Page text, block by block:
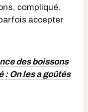
compliqué.
accepter
des boissons
: On les a goûtés